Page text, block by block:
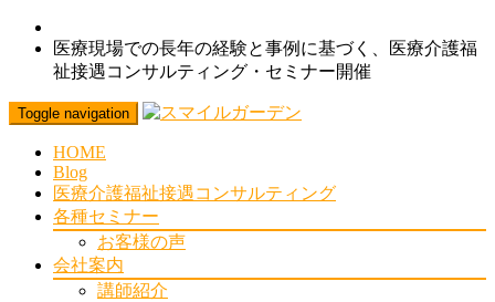
医療現場での長年の経験と事例に基づく、医療介護福
祉接遇コンサルティング・セミナー開催
Toggle navigation
HOME
Blog
医療介護福祉接遇コンサルティング
各種セミナー
お客様の声
会社案内
講師紹介